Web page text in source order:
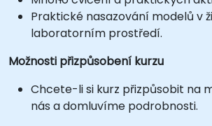
Praktické nasazování modelů v
laboratorním prostředí.
Možnosti přizpůsobení kurzu
Chcete-li si kurz přizpůsobit na
nás a domluvíme podrobnosti.